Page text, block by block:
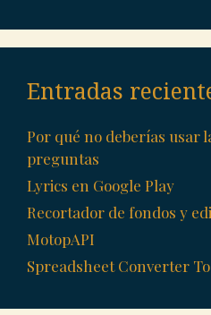
Entradas
Por qué no deberías usar
preguntas
Lyrics en Google Play
Recortador de fondos y
MotopAPI
Spreadsheet Converter